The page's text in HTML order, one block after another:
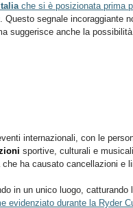
Italiache si è posizionata prima
segnale incoraggiante
suggerisce anche la
internazionali, con le
sportive, culturali e
ha causato cancellazioni e
in un unico luogo, catturando
evidenziato durante la Ryder